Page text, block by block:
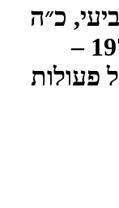
כ״ה
תמוז תשל״ג – 25 יולי 1973 –
פעולות